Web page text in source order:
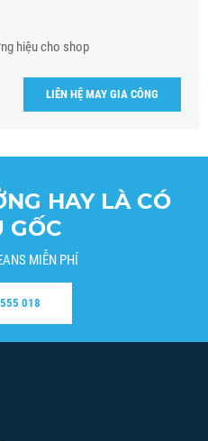
hiệu cho shop
LIÊN HỆ MAY GIA CÔNG
HAY LÀ CÓ
GỐC
MIỄN PHÍ
018